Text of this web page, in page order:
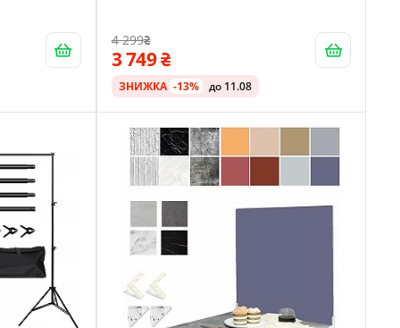
4 299
3 749
ЗНИЖКА -13% до 11.08